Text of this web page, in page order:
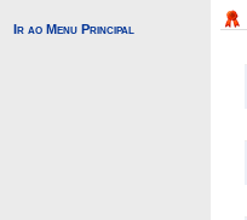
Ir ao Menu Principal